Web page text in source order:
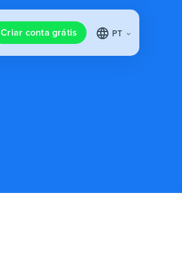
Criar conta grátis PT